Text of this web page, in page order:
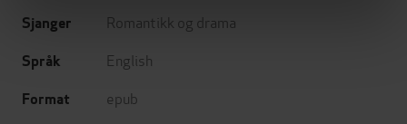
Sjanger Romantikk og drama
Språk English
Format epub